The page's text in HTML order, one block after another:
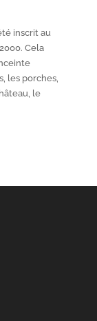
inscrit au
Cela
les porches,
le